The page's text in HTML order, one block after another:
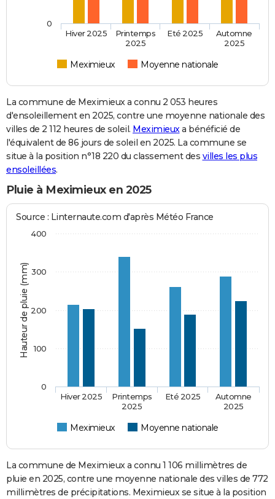
Meximieux Moyenne nationale
Hiver 2025
Printemps
2025
Eté 2025
Automne
2025
0
La commune de Meximieux a connu 2 053 heures
d'ensoleillement en 2025, contre une moyenne nationale des
villes de 2 112 heures de soleil. Meximieuxa bénéficié de
l'équivalent de 86 jours de soleil en 2025. La commune se
situe à la position n°18 220 du classement des villes les plus
ensoleillées.
Pluie à Meximieux en 2025
Hauteur de pluie (mm)
Source : Linternaute.com d'après Météo France
Meximieux Moyenne nationale
Hiver 2025
Printemps
2025
Eté 2025
Automne
2025
0
100
200
300
400
La commune de Meximieux a connu 1 106 millimètres de
pluie en 2025, contre une moyenne nationale des villes de 772
millimètres de précipitations. Meximieux se situe à la position